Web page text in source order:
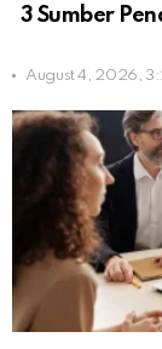
3 Sumber
August 4, 2026,